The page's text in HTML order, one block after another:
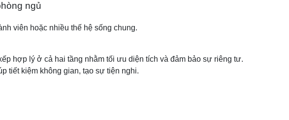
ngủ
viên hoặc nhiều thế hệ sống chung.
hợp lý ở cả hai tầng nhằm tối ưu diện tích và đảm bảo sự riêng tư.
tiết kiệm không gian, tạo sự tiện nghi.